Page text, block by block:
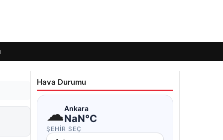
Hava Durumu
☁Ankara
NaN°C
ŞEHIR SEÇ